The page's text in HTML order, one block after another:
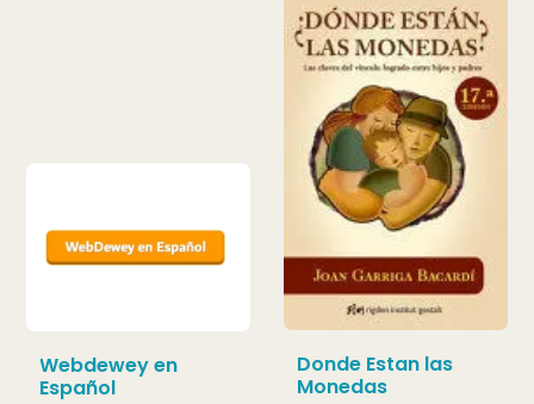
Webdewey en
Español
Donde Estan las
Monedas